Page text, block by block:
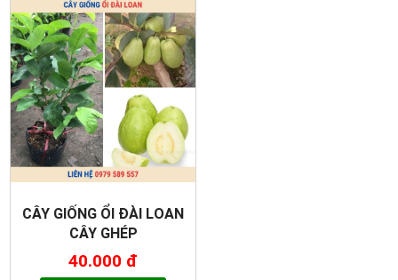
CÂY GIỐNG ỔI ĐÀI LOAN
CÂY GHÉP
40.000 đ